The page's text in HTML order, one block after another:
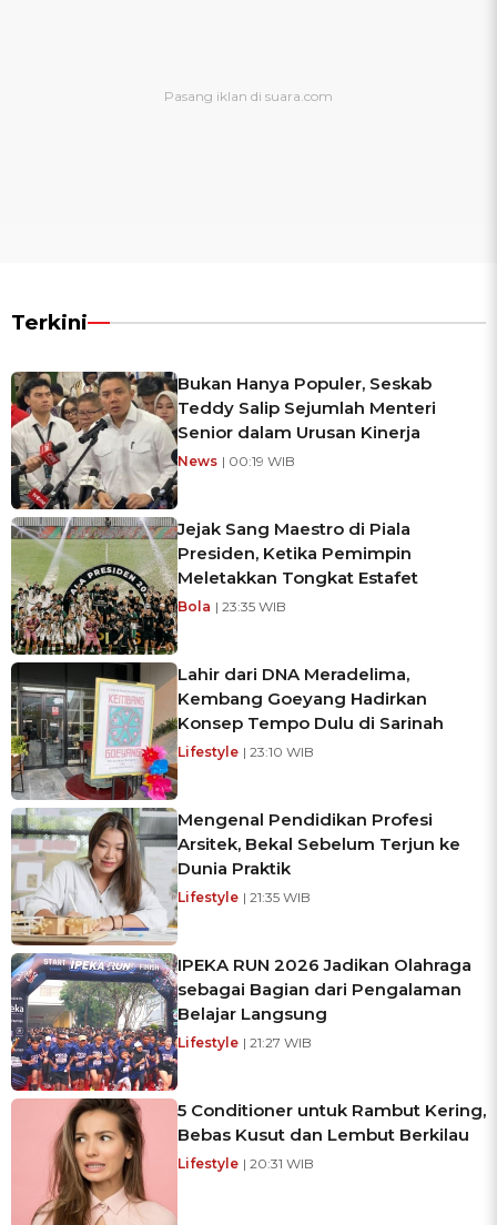
Terkini
Bukan Hanya Populer, Seskab
Teddy Salip Sejumlah Menteri
Senior dalam Urusan Kinerja
News | 00:19 WIB
Jejak Sang Maestro di Piala
Presiden, Ketika Pemimpin
Meletakkan Tongkat Estafet
Bola | 23:35 WIB
Lahir dari DNA Meradelima,
Kembang Goeyang Hadirkan
Konsep Tempo Dulu di Sarinah
Lifestyle | 23:10 WIB
Mengenal Pendidikan Profesi
Arsitek, Bekal Sebelum Terjun ke
Dunia Praktik
Lifestyle | 21:35 WIB
IPEKA RUN 2026 Jadikan Olahraga
sebagai Bagian dari Pengalaman
Belajar Langsung
Lifestyle | 21:27 WIB
5 Conditioner untuk Rambut Kering,
Bebas Kusut dan Lembut Berkilau
Lifestyle | 20:31 WIB